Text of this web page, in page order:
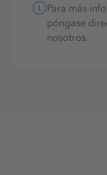
Para más
póngase
nosotros.